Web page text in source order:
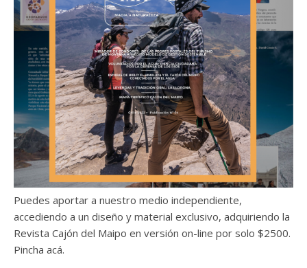
Puedes aportar a nuestro medio independiente,
accediendo a un diseño y material exclusivo, adquiriendo la
Revista Cajón del Maipo en versión on-line por solo $2500.
Pincha acá.